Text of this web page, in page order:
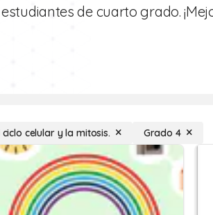
de cuarto grado.
ciclo celular y la mitosis. Grado 4